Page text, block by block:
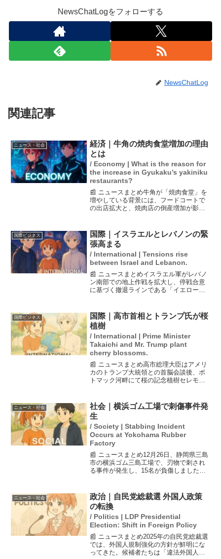
NewsChatLogをフォローする
NewsChatLog
関連記事
ニュース・社会
経済｜牛角の焼肉食堂増加の理由
とは
/ Economy | What is the reason for
the increase in Gyukaku’s yakiniku
restaurants?
📰 ニュースまとめ牛角が「焼肉食堂」を
増やしている背景には、フードコートで
の出店拡大と、焼肉店の倒産増加が影響
で、2026年中には100店舗を超えること
が予想され...
国際ビジネス
国際｜イスラエルとレバノンの緊
張高まる
/ International | Tensions rise
between Israel and Lebanon.
📰 ニュースまとめイスラエル軍がレバノ
ン南部での地上作戦を拡大し、停戦合意
に基づく撤退ラインである「イエローラ
るためのものとされている。関係筋によ
ると、さらなる詳細は明...
国際ビジネス
国際｜高市首相とトランプ氏が桜
植樹
/ International | Prime Minister
Takaichi and Mr. Trump plant
cherry blossoms.
📰 ニュースまとめ高市総理大臣はアメリ
カのトランプ大統領との首脳会談後、ポ
トマック河畔にて桜の記念植樹セレモニ
するものであり、桜の植樹は日本の文化
をアメリカに紹介する重...
ニュース・社会
社会｜横浜ゴム工場で刺傷事件発
生
/ Society | Stabbing Incident
Occurs at Yokohama Rubber
Factory
📰 ニュースまとめ12月26日、静岡県三島
市の横浜ゴム三島工場で、刃物で刺され
る事件が発生し、15名が負傷しました。
は、現場で38歳の男を殺人未遂の疑いで
逮捕しました。事...
ニュース・社会
政治｜自民党総裁選 外国人政策
の転換
/ Politics | LDP Presidential
Election: Shift in Foreign Policy
📰 ニュースまとめ2025年の自民党総裁選
では、外国人規制強化の方針が鮮明にな
ってきた。候補者たちは「違法外国人ゼ